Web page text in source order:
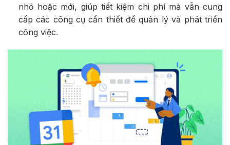
nhỏ hoặc mới, giúp tiết kiệm chi phí mà vẫn cung
cấp các công cụ cần thiết để quản lý và phát triển
công việc.